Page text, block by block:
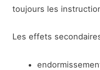
toujours les
Les effets